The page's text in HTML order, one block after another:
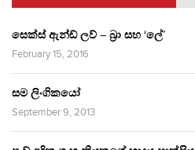
සෙක්ස් ඇන්ඩ් ලව් – බ්‍රා සහ ‘ලේ’
February 15, 2016
සම ලිංගිකයෝ
September 9, 2013